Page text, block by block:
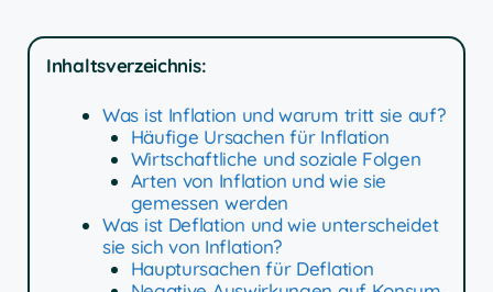
Inhaltsverzeichnis:
Was ist Inflation und warum tritt sie auf?
Häufige Ursachen für Inflation
Wirtschaftliche und soziale Folgen
Arten von Inflation und wie sie
gemessen werden
Was ist Deflation und wie unterscheidet
sie sich von Inflation?
Hauptursachen für Deflation